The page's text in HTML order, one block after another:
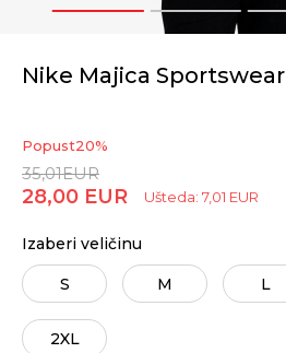
1 2
Nike Majica Sportswear
Popust20%
35,01EUR
28,00 EUR Ušteda: 7,01 EUR
Izaberi veličinu
S M L
2XL